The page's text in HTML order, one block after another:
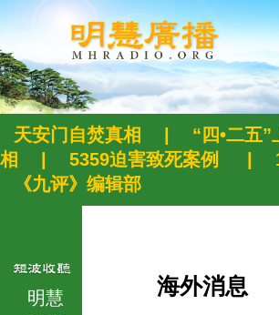
天安门自焚真相
“四•二五”
相
5359迫害致死案例
《九评》编辑部
明慧 海外消息